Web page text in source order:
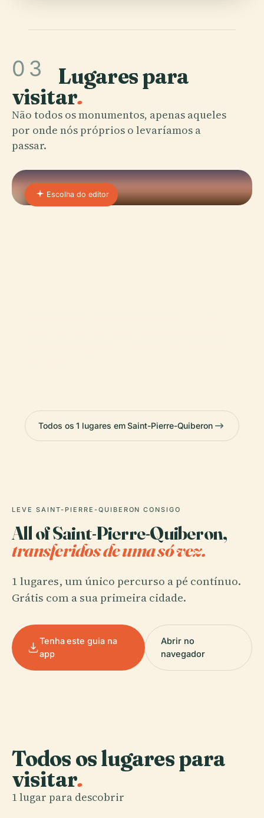
03 Lugares para
visitar.
Não todos os monumentos, apenas aqueles
por onde nós próprios o levaríamos a
passar.
Escolha do editor
Todos os 1 lugares em Saint-Pierre-Quiberon
LEVE SAINT-PIERRE-QUIBERON CONSIGO
All of Saint-Pierre-Quiberon,
transferidos de uma só vez.
1 lugares, um único percurso a pé contínuo.
Grátis com a sua primeira cidade.
Tenha este guia na
app
Abrir no
navegador
Todos os lugares para
visitar.
1 lugar para descobrir